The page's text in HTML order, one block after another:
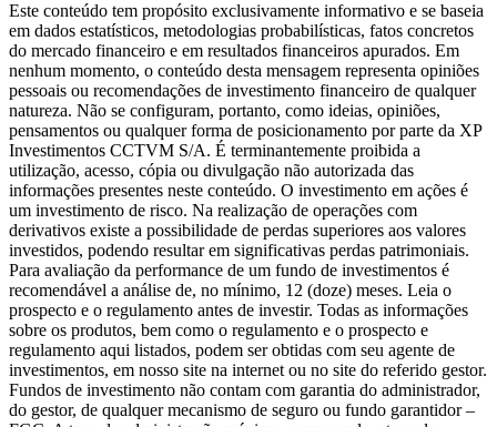
Este conteúdo tem propósito exclusivamente informativo e se baseia
em dados estatísticos, metodologias probabilísticas, fatos concretos
do mercado financeiro e em resultados financeiros apurados. Em
nenhum momento, o conteúdo desta mensagem representa opiniões
pessoais ou recomendações de investimento financeiro de qualquer
natureza. Não se configuram, portanto, como ideias, opiniões,
pensamentos ou qualquer forma de posicionamento por parte da XP
Investimentos CCTVM S/A. É terminantemente proibida a
utilização, acesso, cópia ou divulgação não autorizada das
informações presentes neste conteúdo. O investimento em ações é
um investimento de risco. Na realização de operações com
derivativos existe a possibilidade de perdas superiores aos valores
investidos, podendo resultar em significativas perdas patrimoniais.
Para avaliação da performance de um fundo de investimentos é
recomendável a análise de, no mínimo, 12 (doze) meses. Leia o
prospecto e o regulamento antes de investir. Todas as informações
sobre os produtos, bem como o regulamento e o prospecto e
regulamento aqui listados, podem ser obtidas com seu agente de
investimentos, em nosso site na internet ou no site do referido gestor.
Fundos de investimento não contam com garantia do administrador,
do gestor, de qualquer mecanismo de seguro ou fundo garantidor –